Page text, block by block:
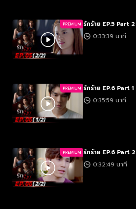
PREMIUM รักร้าย EP.5 Part 2
0:33:39 นาที
PREMIUM รักร้าย EP.6 Part 1
0:35:59 นาที
PREMIUM รักร้าย EP.6 Part 2
0:32:49 นาที